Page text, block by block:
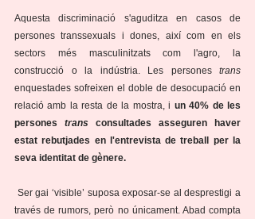
Aquesta discriminació s'aguditza en casos de
persones transsexuals i dones, així com en els
sectors més masculinitzats com l'agro, la
construcció o la indústria. Les persones trans
enquestades sofreixen el doble de desocupació en
relació amb la resta de la mostra, i un 40% de les
persones trans consultades asseguren haver
estat rebutjades en l'entrevista de treball per la
seva identitat de gènere.
través de rumors, però no únicament. Abad compta